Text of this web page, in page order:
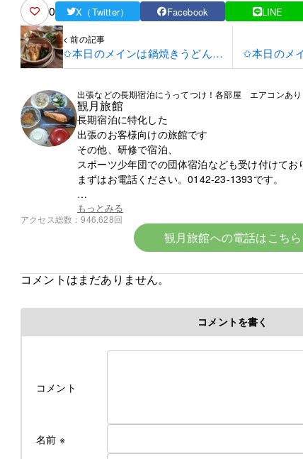
0
X（Twitter）
Facebook LINE
< 前の記事
✩本日のメインは鍋焼きうどんで
す✩
✩本日のメ
出張などの長期宿泊にうってつけ！各部屋 エアコンあ
観月旅館
長期宿泊に特化した
出張のお客様向けの旅館です
その他、研修で宿泊、
スポーツ少年団での団体宿泊なども受け付けて
まずはお電話ください。0142-23-1393です。
☆令和8年6月中旬より宿泊料金の改定となりま
令和８年６初旬作成
料金改定のお知らせ
冷房付きエアコンをご用意できました！
もっとみる
アクセス総数 946,628回
観月旅館への電話はこちら
コメントはまだありません。
コメントを書く
コメント
名前 ※